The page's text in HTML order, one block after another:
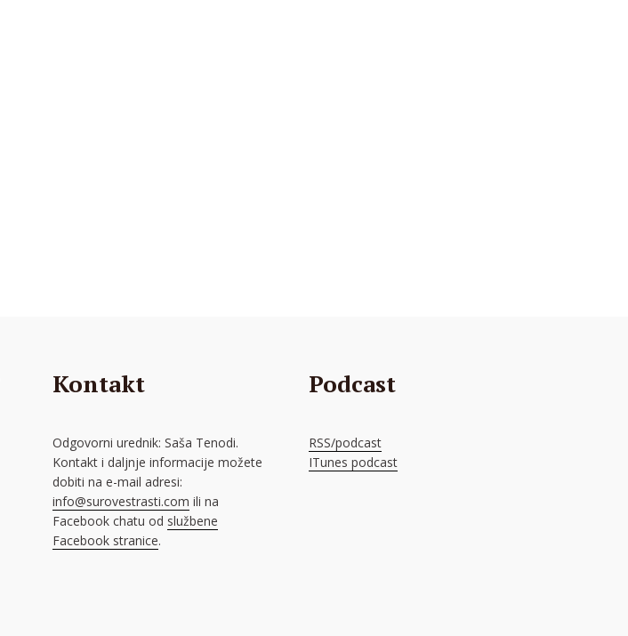
Kontakt
Odgovorni urednik: Saša Tenodi.
Kontakt i daljnje informacije možete
dobiti na e-mail adresi:
info@surovestrasti.com ili na
Facebook chatu od službene
Facebook stranice.
Podcast
RSS/podcast
ITunes podcast